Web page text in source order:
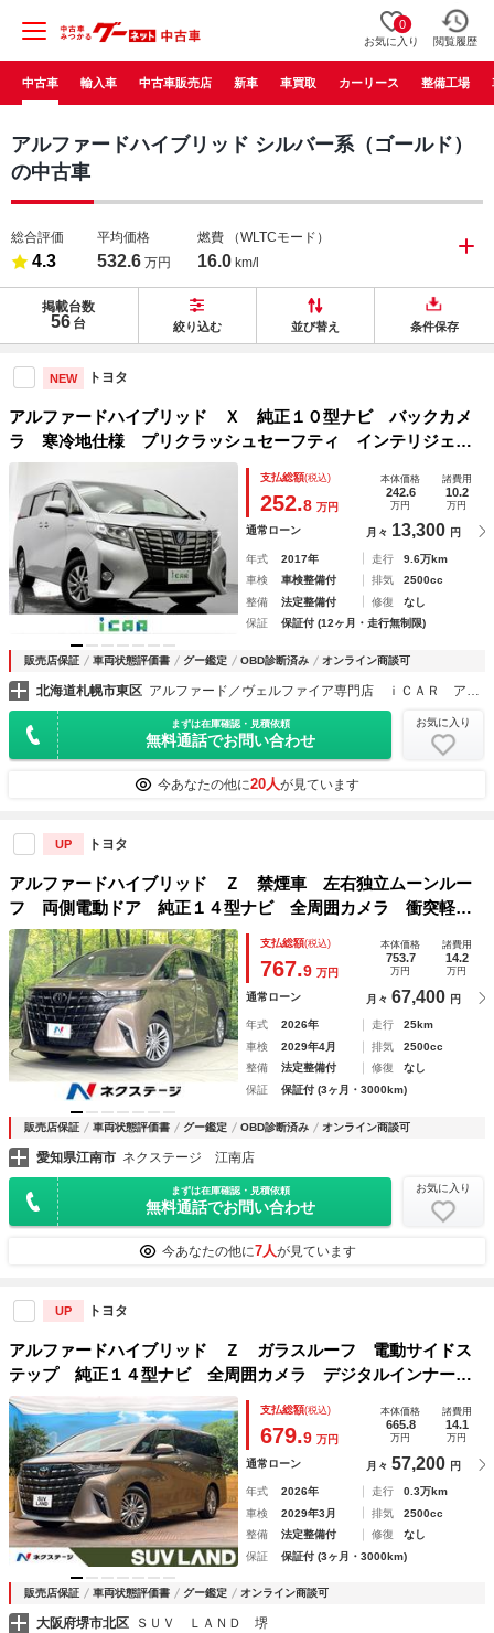
0
お気に入り 閲覧履歴
中古車 輸入車 中古車販売店 新車 車買取 カーリース 整備工場
アルファードハイブリッド シルバー系（ゴールド）
の中古車
総合評価
4.3
平均価格
532.6 万円
燃費 （WLTCモード）
16.0 km/l
掲載台数
56 台 絞り込む 並び替え 条件保存
NEW トヨタ
アルファードハイブリッド Ｘ 純正１０型ナビ バックカメ
ラ 寒冷地仕様 プリクラッシュセーフティ インテリジェン
トクリアランスソナー レーダークルーズコントロール 両側
パワースライドドア ビルトインＥＴＣ オートブレーキホー
ルド
支払総額(税込)
252.8 万円
本体価格
242.6
万円
諸費用
10.2
万円
通常ローン 月々 13,300 円
年式 2017年 走行
9.6万km
車検
車検整備付 排気
2500cc
整備
法定整備付 修復
なし
保証
保証付 (12ヶ月・走行無制限)
販売店保証 車両状態評価書 グー鑑定 OBD診断済み オンライン商談可
北海道札幌市東区 アルファード／ヴェルファイア専門店 ｉＣＡＲ アイカー
まずは在庫確認・見積依頼
無料通話でお問い合わせ
お気に入り
今あなたの他に20人が見ています
UP トヨタ
アルファードハイブリッド Ｚ 禁煙車 左右独立ムーンルー
フ 両側電動ドア 純正１４型ナビ 全周囲カメラ 衝突軽
減 レーダークルーズ 電動リアゲート レザーシート シー
トエアコン コーナーセンサー ブラインドスポットモニター
支払総額(税込)
767.9 万円
本体価格
753.7
万円
諸費用
14.2
万円
通常ローン 月々 67,400 円
年式 2026年 走行
25km
車検
2029年4月 排気
2500cc
整備
法定整備付 修復
なし
保証
保証付 (3ヶ月・3000km)
販売店保証 車両状態評価書 グー鑑定 OBD診断済み オンライン商談可
愛知県江南市 ネクステージ 江南店
まずは在庫確認・見積依頼
無料通話でお問い合わせ
お気に入り
今あなたの他に7人が見ています
UP トヨタ
アルファードハイブリッド Ｚ ガラスルーフ 電動サイドス
テップ 純正１４型ナビ 全周囲カメラ デジタルインナーミ
ラー ブラインドスポットモニター シートベンチレーショ
ン ＬＥＤヘッドライト パワーバックドア トヨタセーフテ
ィセンス
支払総額(税込)
679.9 万円
本体価格
665.8
万円
諸費用
14.1
万円
通常ローン 月々 57,200 円
年式 2026年 走行
0.3万km
車検
2029年3月 排気
2500cc
整備
法定整備付 修復
なし
保証
保証付 (3ヶ月・3000km)
販売店保証 車両状態評価書 グー鑑定 オンライン商談可
大阪府堺市北区 ＳＵＶ ＬＡＮＤ 堺